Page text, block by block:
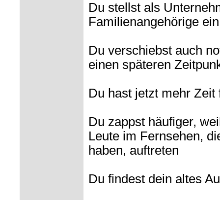
Du stellst als
Familienangehörige ein
Du verschiebst auch
einen späteren
Du hast jetzt mehr
Du zappst häufiger,
Leute im Fernsehen,
haben, auftreten
Du findest dein altes